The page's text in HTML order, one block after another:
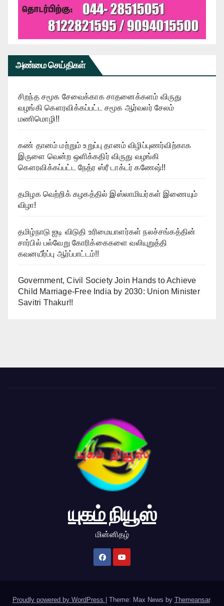
அண்மை செய்திகள்
சிறந்த சமூக சேவைக்காக சாதனைக்களம் விருது
வழங்கி கௌரவிக்கப்பட்ட சமூக ஆர்வலர் சேலம்
மணிமொழி!!
கண் தானம் மற்றும் உறுப்பு தானம் விழிப்புணர்விற்காக
இருளை வென்ற ஒளிக்கதிர் விருது வழங்கி
கௌரவிக்கப்பட்ட நேத்ர ஸ்ரீ டாக்டர் கணேஷ்!!
தமிழக வெற்றிக் கழகத்தில் இஸ்லாமியர்கள் இணையும்
விழா!
தமிழ்நாடு ஐடி விடுதி உரிமையாளர்கள் நலச்சங்கத்தின்
சார்பில் பல்வேறு கோரிக்கைகளை வலியுறுத்தி
கவனயீர்ப்பு ஆர்ப்பாட்டம்!!
Government, Civil Society Join Hands to Achieve
Child Marriage-Free India by 2030: Union Minister
Savitri Thakur!!
யுகம் நியூஸ்
மின்னிதழ்
Proudly powered by WordPress Theme: Max News by Themeansar.